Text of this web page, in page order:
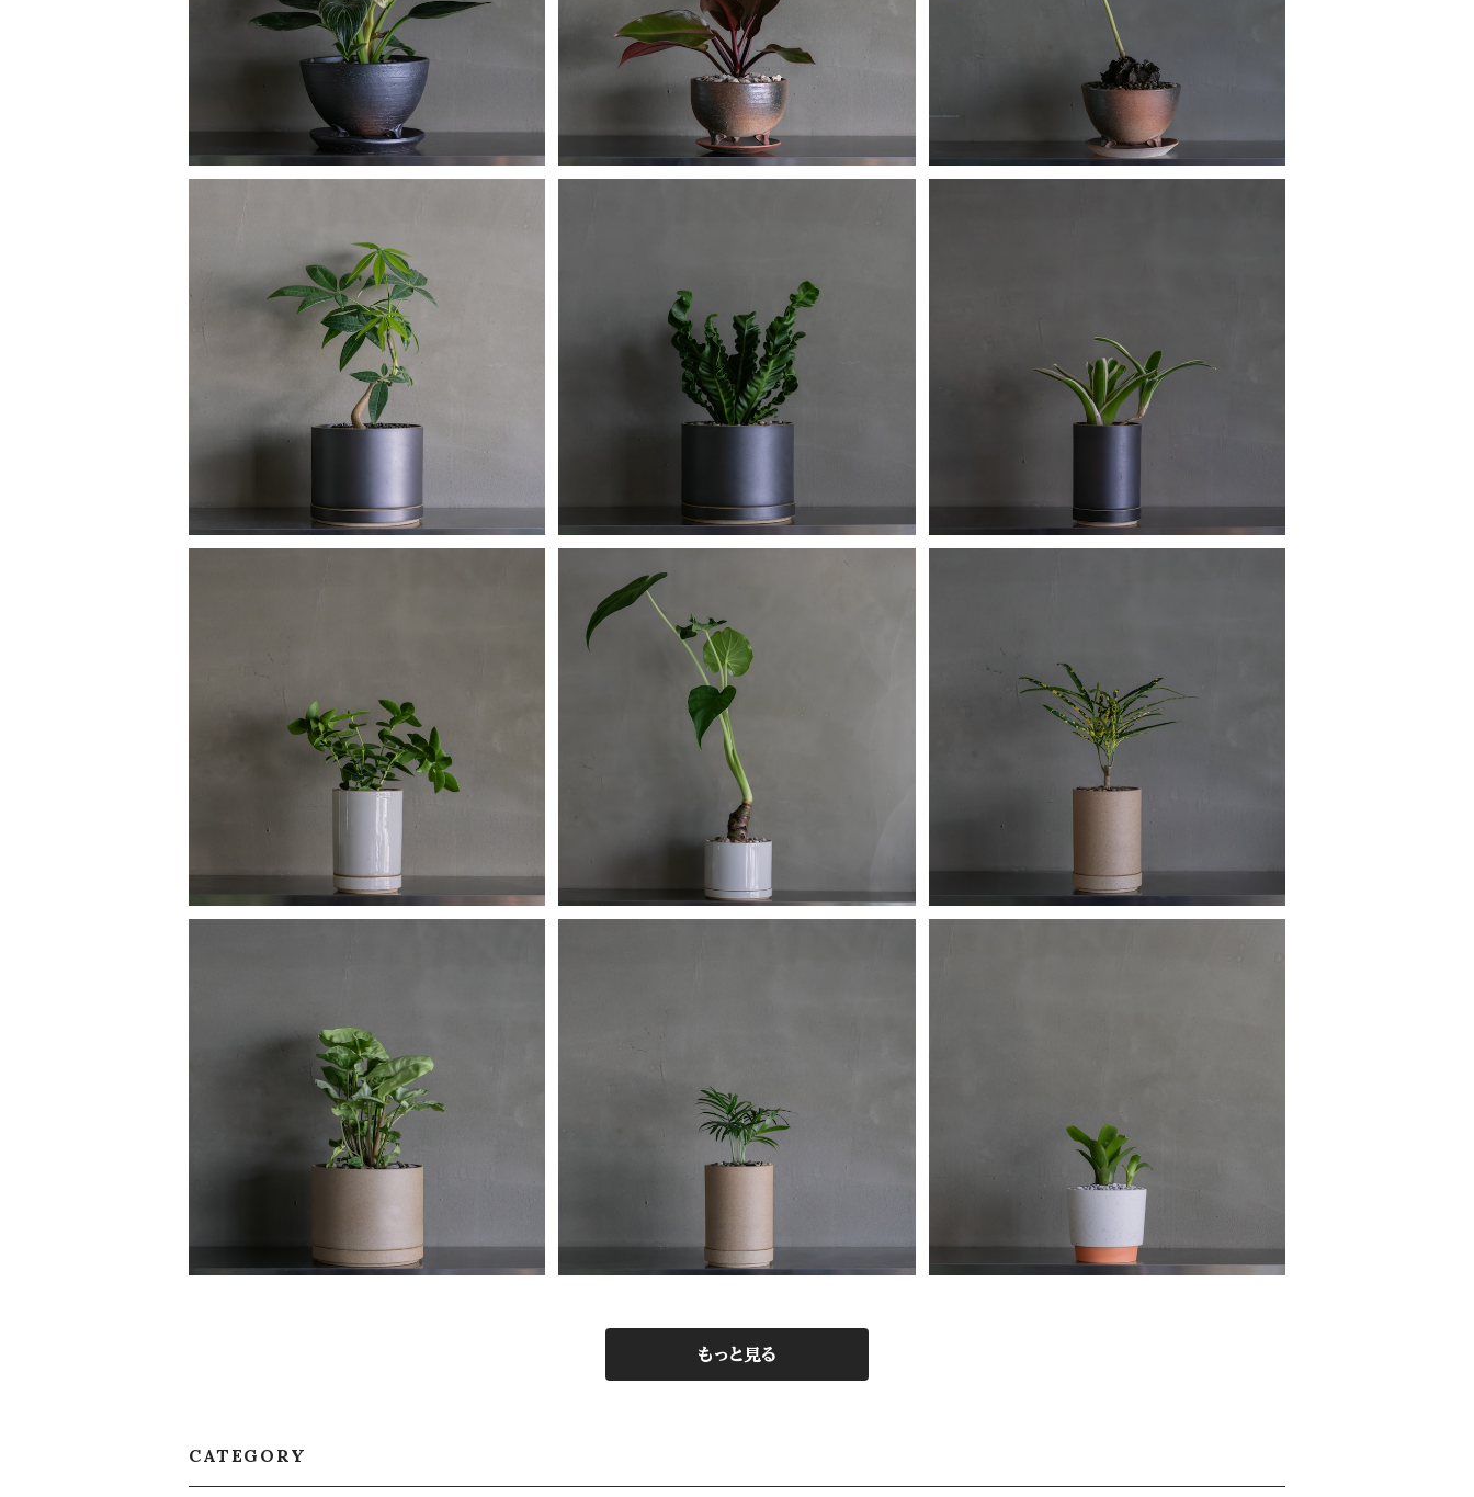
パキラ
¥10,700
アスプレニウム コブラ
¥11,900
SOLD OUT
ネオレゲリア
¥6,900
ホヤ
¥7,200
シマクワズイモ
¥9,400
クロトン
¥7,400
フィロデンドロン ホワイトバタフライ
¥10,300
¥7,200
¥6,280
もっと見る
CATEGORY